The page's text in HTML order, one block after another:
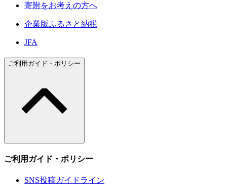
寄附をお考えの方へ
企業版ふるさと納税
JFA
ご利用ガイド・ポリシー
ご利用ガイド・ポリシー
SNS投稿ガイドライン